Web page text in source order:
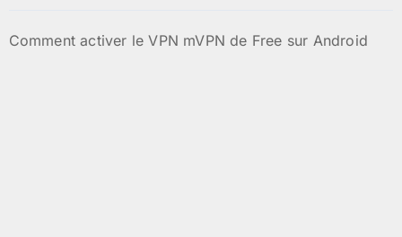
Comment activer le VPN mVPN de Free sur Android